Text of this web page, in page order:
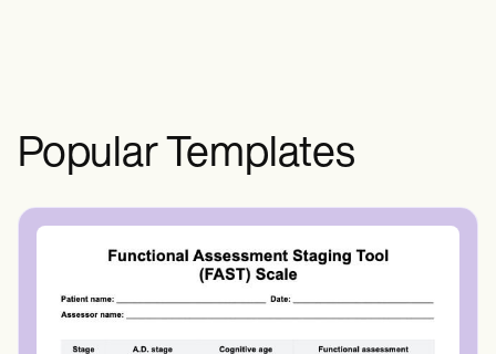
Popular Templates